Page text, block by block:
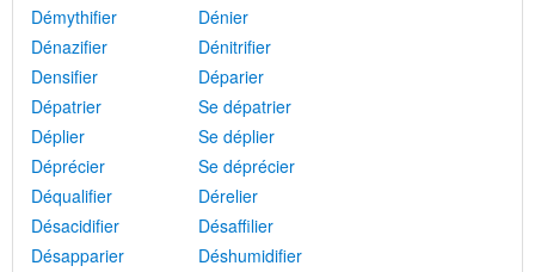
Démythifier
Dénier
Dénazifier
Dénitrifier
Densifier
Déparier
Dépatrier
Se dépatrier
Déplier
Se déplier
Déprécier
Se déprécier
Déqualifier
Dérelier
Désacidifier
Désaffilier
Désapparier
Déshumidifier